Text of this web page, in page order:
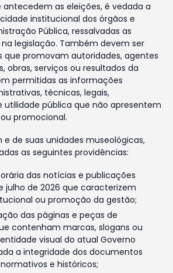
antecedem as eleições, é vedada a
institucional dos órgãos e
Pública, ressalvadas as
legislação. Também devem ser
que promovam autoridades, agentes
obras, serviços ou resultados da
permitidas as informações
técnicas, legais,
utilidade pública que não apresentem
promocional.
e de suas unidades museológicas,
as seguintes providências:
das notícias e publicações
julho de 2026 que caracterizem
ou promoção da gestão;
das páginas e peças de
contenham marcas, slogans ou
visual do atual Governo
a integridade dos documentos
e históricos;